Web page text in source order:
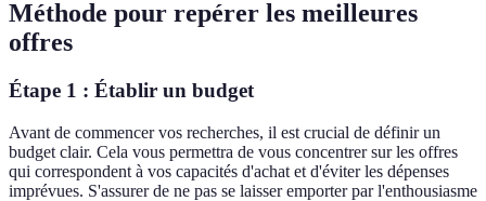
Méthode pour repérer les meilleures
offres
Étape 1 : Établir un budget
Avant de commencer vos recherches, il est crucial de définir un
budget clair. Cela vous permettra de vous concentrer sur les offres
qui correspondent à vos capacités d'achat et d'éviter les dépenses
imprévues. S'assurer de ne pas se laisser emporter par l'enthousiasme